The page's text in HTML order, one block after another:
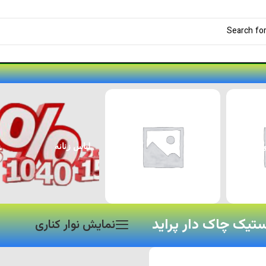
لوازم جانبی پژو ۲۰۷ لوازم جانبی خودرو
چاک دار پراید نمایش نوار کناری